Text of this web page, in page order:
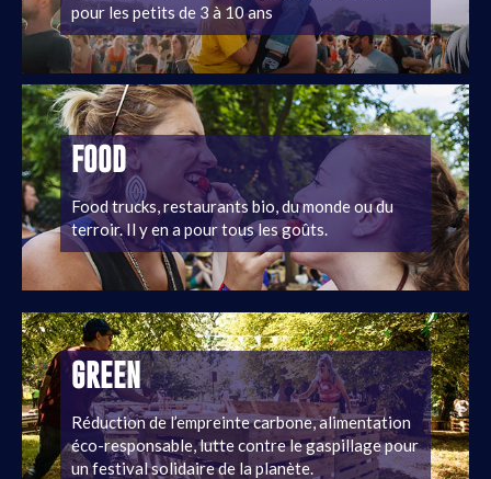
pour les petits de 3 à 10 ans
FOOD
Food trucks, restaurants bio, du monde ou du
terroir. Il y en a pour tous les goûts.
GREEN
Réduction de l’empreinte carbone, alimentation
éco-responsable, lutte contre le gaspillage pour
un festival solidaire de la planète.